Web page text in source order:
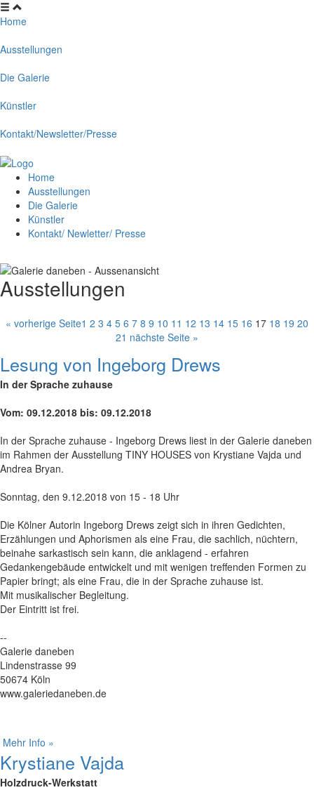
Home
Ausstellungen
Die Galerie
Künstler
Kontakt/Newsletter/Presse
Home
Ausstellungen
Die Galerie
Künstler
Kontakt/ Newletter/ Presse
Ausstellungen
« vorherige Seite1 2 3 4 5 6 7 8 9 10 11 12 13 14 15 16 17 18 19 20
21 nächste Seite »
Lesung von Ingeborg Drews
In der Sprache zuhause
Vom: 09.12.2018 bis: 09.12.2018
In der Sprache zuhause - Ingeborg Drews liest in der Galerie daneben
im Rahmen der Ausstellung TINY HOUSES von Krystiane Vajda und
Andrea Bryan.
Sonntag, den 9.12.2018 von 15 - 18 Uhr
Die Kölner Autorin Ingeborg Drews zeigt sich in ihren Gedichten,
Erzählungen und Aphorismen als eine Frau, die sachlich, nüchtern,
beinahe sarkastisch sein kann, die anklagend - erfahren
Gedankengebäude entwickelt und mit wenigen treffenden Formen zu
Papier bringt; als eine Frau, die in der Sprache zuhause ist.
Mit musikalischer Begleitung.
Der Eintritt ist frei.
--
Galerie daneben
Lindenstrasse 99
50674 Köln
www.galeriedaneben.de
Mehr Info »
Krystiane Vajda
Holzdruck-Werkstatt